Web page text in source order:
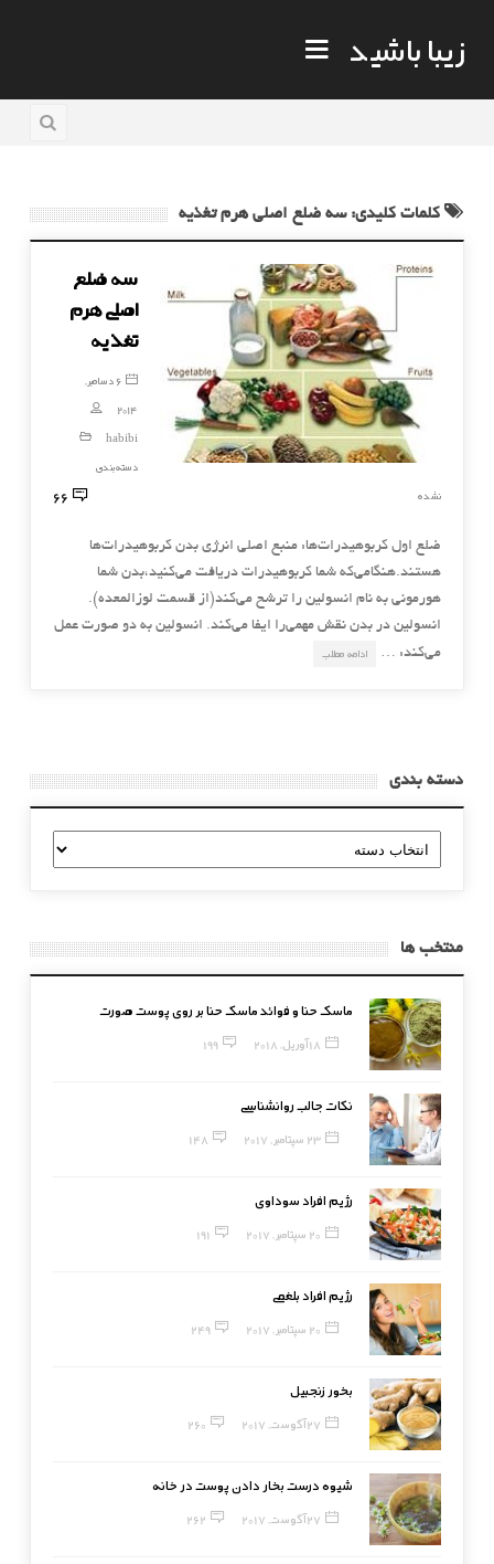
زیبا باشید
کلمات کلیدی: سه ضلع اصلی هرم تغذیه
سه ضلع
اصلی هرم
تغذیه
6 دسامبر,
2014
habibi
دسته‌بندی
نشده
66
ضلع اول کربوهیدرات‌ها: منبع اصلی انرژی بدن کربوهیدرات‌ها
هستند.هنگامی‌که شما کربوهیدرات دریافت می‌کنید،بدن شما
هورمونی به نام انسولین را ترشح می‌کند(از قسمت لوزالمعده).
انسولین در بدن نقش مهمی‌را ایفا می‌کند. انسولین به دو صورت عمل
می‌کند: …
ادامه مطلب
دسته بندی
دسته
بندی
منتخب ها
ماسک حنا و فوائد ماسک حنا بر روی پوست صورت
18 آوریل, 2018 199
نکات جالب روانشناسی
23 سپتامبر, 2017 148
رژیم افراد سوداوی
20 سپتامبر, 2017 191
رژیم افراد بلغمی
20 سپتامبر, 2017 249
بخور زنجبیل
27 آگوست, 2017 260
شیوه درست بخار دادن پوست در خانه
27 آگوست, 2017 262